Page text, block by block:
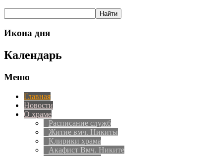
Икона дня
Календарь
Меню
Главная
Новости
О храме
Расписание служб
Житие вмч. Никиты
Клирики храма
Акафист Вмч. Никите